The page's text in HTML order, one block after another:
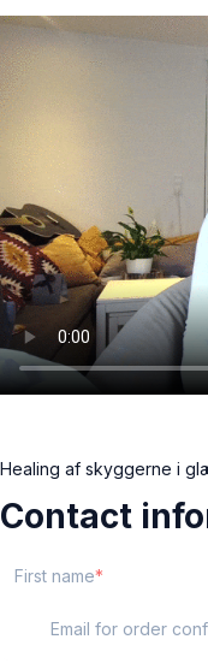
Healing af skyggerne i
Contact
First name
Email for order